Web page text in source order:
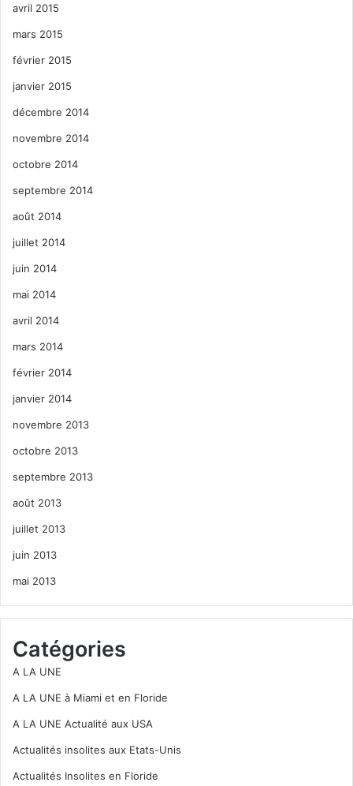
avril 2015
mars 2015
février 2015
janvier 2015
décembre 2014
novembre 2014
octobre 2014
septembre 2014
août 2014
juillet 2014
juin 2014
mai 2014
avril 2014
mars 2014
février 2014
janvier 2014
novembre 2013
octobre 2013
septembre 2013
août 2013
juillet 2013
juin 2013
mai 2013
Catégories
A LA UNE
A LA UNE à Miami et en Floride
A LA UNE Actualité aux USA
Actualités insolites aux Etats-Unis
Actualités Insolites en Floride